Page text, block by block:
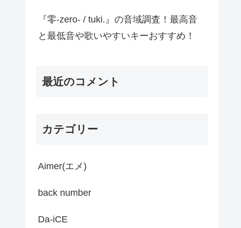
『零-zero- / tuki.』の音域調査！最高音
と最低音や歌いやすいキーおすすめ！
最近のコメント
カテゴリー
Aimer(エメ)
back number
Da-iCE